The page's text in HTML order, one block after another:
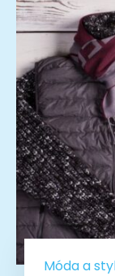
Móda a